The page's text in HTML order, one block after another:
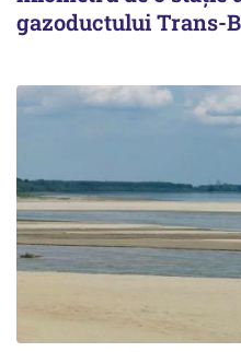
gazoductului Trans-